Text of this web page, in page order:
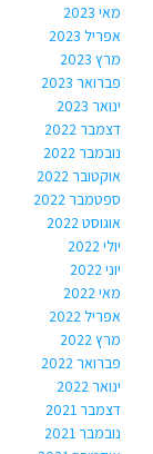
מאי 2023
אפריל 2023
מרץ 2023
פברואר 2023
ינואר 2023
דצמבר 2022
נובמבר 2022
אוקטובר 2022
ספטמבר 2022
אוגוסט 2022
יולי 2022
יוני 2022
מאי 2022
אפריל 2022
מרץ 2022
פברואר 2022
ינואר 2022
דצמבר 2021
נובמבר 2021